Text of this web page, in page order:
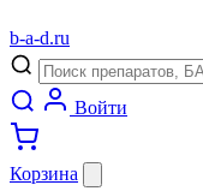
b-a-d.ru
Войти
Корзина